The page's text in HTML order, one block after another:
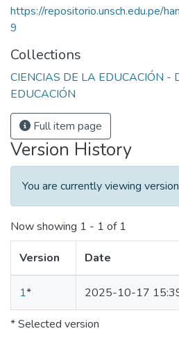
https://repositorio.unsch.edu.pe/
9
Collections
CIENCIAS DE LA EDUCACIÓN -
EDUCACIÓN
Full item page
Version History
You are currently viewing
Now showing 1 - 1 of 1
Version Date
1* 2025-10-17
* Selected version